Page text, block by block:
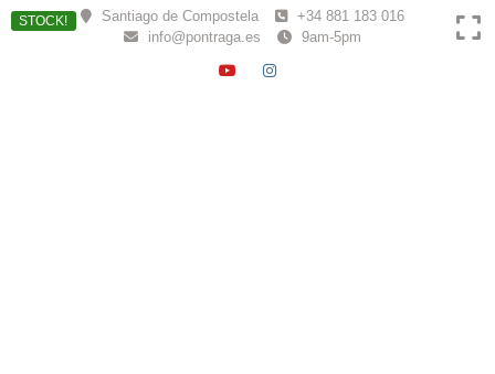
Skip
to
Santiago de Compostela
+34 881 183 016
info@pontraga.es
9am-5pm
YOUTUBE
INSTAGRAM
STOCK!